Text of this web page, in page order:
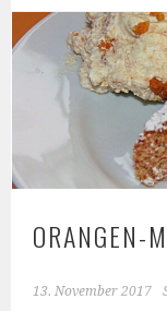
ORANGEN-
13. November 2017